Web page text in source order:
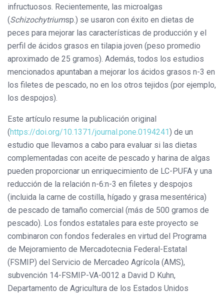
infructuosos. Recientemente, las microalgas
(Schizochytriumsp.) se usaron con éxito en dietas de
peces para mejorar las características de producción y el
perfil de ácidos grasos en tilapia joven (peso promedio
aproximado de 25 gramos). Además, todos los estudios
mencionados apuntaban a mejorar los ácidos grasos n-3 en
los filetes de pescado, no en los otros tejidos (por ejemplo,
los despojos).
Este artículo resume la publicación original
(https://doi.org/10.1371/journal.pone.0194241) de un
estudio que llevamos a cabo para evaluar si las dietas
complementadas con aceite de pescado y harina de algas
pueden proporcionar un enriquecimiento de LC-PUFA y una
reducción de la relación n-6:n-3 en filetes y despojos
(incluida la carne de costilla, hígado y grasa mesentérica)
de pescado de tamaño comercial (más de 500 gramos de
pescado). Los fondos estatales para este proyecto se
combinaron con fondos federales en virtud del Programa
de Mejoramiento de Mercadotecnia Federal-Estatal
(FSMIP) del Servicio de Mercadeo Agrícola (AMS),
subvención 14-FSMIP-VA-0012 a David D Kuhn,
Departamento de Agricultura de los Estados Unidos